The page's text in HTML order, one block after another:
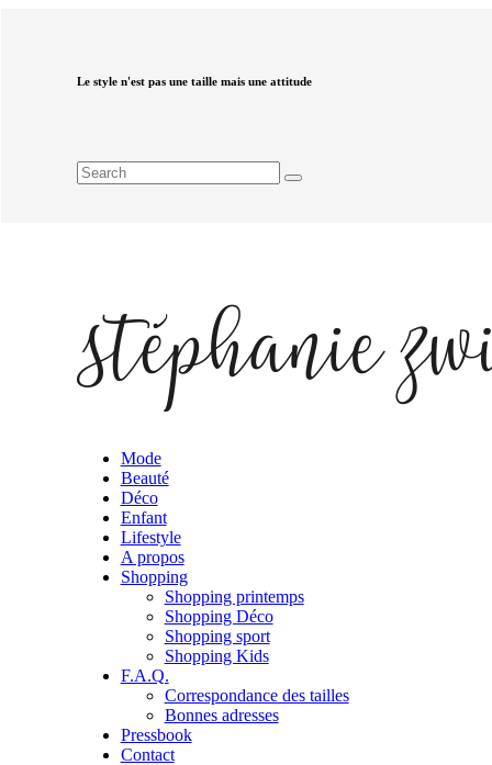
Le style n'est pas une taille mais une attitude
Mode
Beauté
Déco
Enfant
Lifestyle
A propos
Shopping
Shopping printemps
Shopping Déco
Shopping sport
Shopping Kids
F.A.Q.
Correspondance des tailles
Bonnes adresses
Pressbook
Contact